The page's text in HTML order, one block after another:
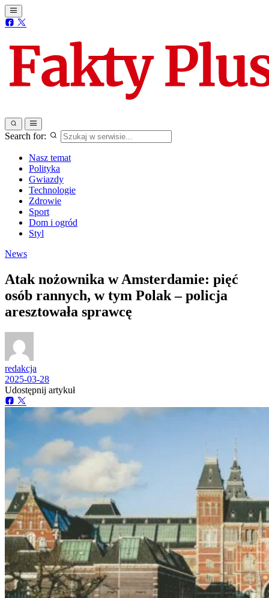
Search for:
Nasz temat
Polityka
Gwiazdy
Technologie
Zdrowie
Sport
Dom i ogród
Styl
News
Atak nożownika w Amsterdamie: pięć
osób rannych, w tym Polak – policja
aresztowała sprawcę
redakcja
2025-03-28
Udostępnij artykuł